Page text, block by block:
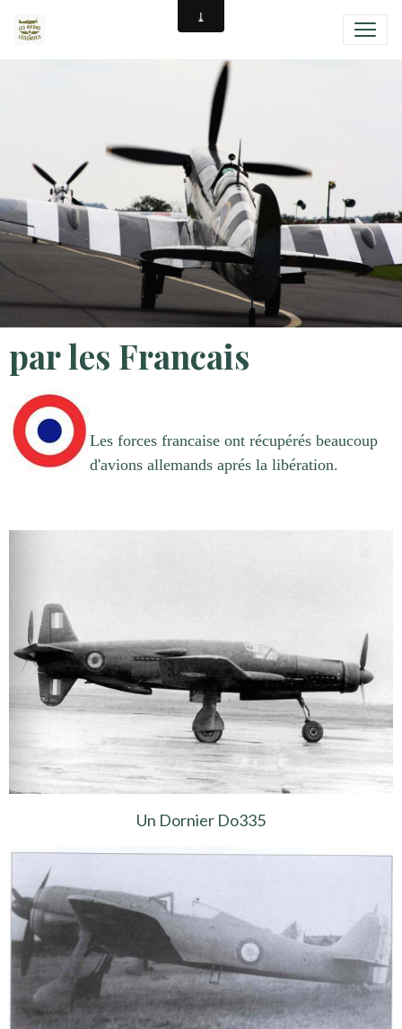
par les Francais
Les forces francaise ont récupérés beaucoup
d'avions allemands aprés la libération.
Un Dornier Do335